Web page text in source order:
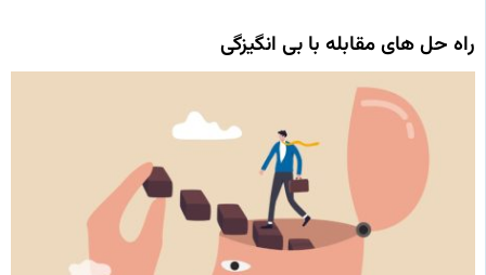
راه‌ حل‌ های مقابله با بی‌ انگیزگی